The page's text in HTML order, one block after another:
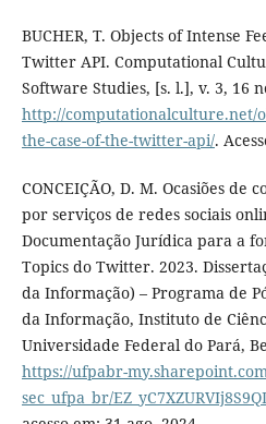
BUCHER, T. Objects of Intense
Twitter API. Computational
Software Studies, [s. l.], v. 3, 16
http://computationalculture.net/
the-case-of-the-twitter-api/.
CONCEIÇÃO, D. M. Ocasiões de
por serviços de redes sociais
Documentação Jurídica para a
Topics do Twitter. 2023.
da Informação) – Programa de
da Informação, Instituto de
Universidade Federal do Pará,
https://ufpabr-
sec_ufpa_br/